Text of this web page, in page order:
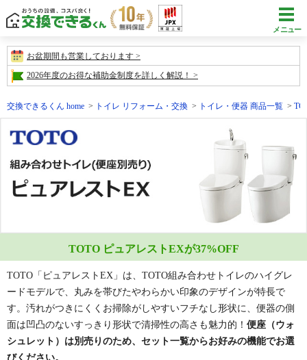
メニュー
お盆期間も営業しております
2026年度のお得な補助金制度を詳しく解説！
交換できるくん home トイレ リフォーム・交換 トイレ・便器 商品一覧
TOTO ピュアレストEXが37%OFF
TOTO「ピュアレストEX」は、TOTO組み合わせトイレのハイグレ
ードモデルで、丸みを帯びたやわらかい印象のデザインが特長で
す。汚れがつきにくくお掃除がしやすいフチなし形状に、便器の側
面は凹凸のないすっきり形状で清掃性の高さも魅力的！ 便座（ウォ
シュレット）は別売りのため、セット一覧からお好みの機能でお選
びください。